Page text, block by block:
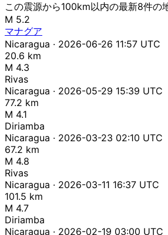
この震源から100km以内の最新8件の
M 5.2
マナグア
Nicaragua · 2026-06-26 11:57 UTC
20.6 km
M 4.3
Rivas
Nicaragua · 2026-05-29 15:39 UTC
77.2 km
M 4.1
Diriamba
Nicaragua · 2026-03-23 02:10 UTC
67.2 km
M 4.8
Rivas
Nicaragua · 2026-03-11 16:37 UTC
101.5 km
M 4.7
Diriamba
Nicaragua · 2026-02-19 03:00 UTC